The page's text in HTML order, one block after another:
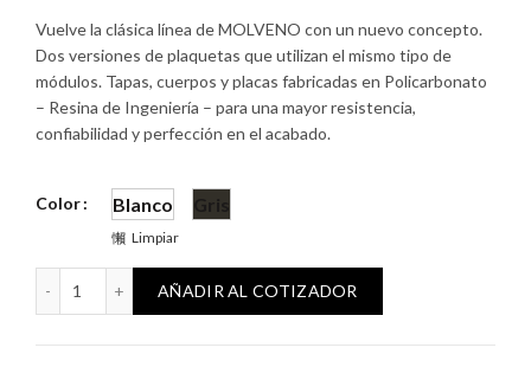
Vuelve la clásica línea de MOLVENO con un nuevo concepto.
Dos versiones de plaquetas que utilizan el mismo tipo de
módulos. Tapas, cuerpos y placas fabricadas en Policarbonato
– Resina de Ingeniería – para una mayor resistencia,
confiabilidad y perfección en el acabado.
Color Blanco Gris
Limpiar
Plaqueta Atenea Clásica inyectada con bastidor 3 módulos
AÑADIR AL COTIZADOR